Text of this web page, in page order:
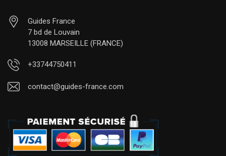
Guides France
7 bd de Louvain
13008 MARSEILLE (FRANCE)
+33744750411
contact@guides-france.com